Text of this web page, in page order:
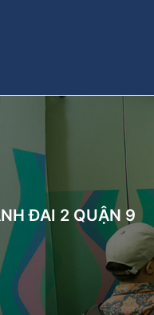
ĐAI 2 QUẬN 9